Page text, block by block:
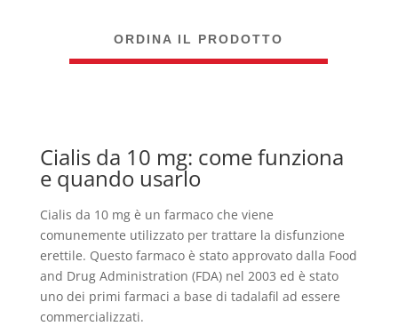
ORDINA IL PRODOTTO
Cialis da 10 mg: come funziona
e quando usarlo
Cialis da 10 mg è un farmaco che viene
comunemente utilizzato per trattare la disfunzione
erettile. Questo farmaco è stato approvato dalla Food
and Drug Administration (FDA) nel 2003 ed è stato
uno dei primi farmaci a base di tadalafil ad essere
commercializzati.